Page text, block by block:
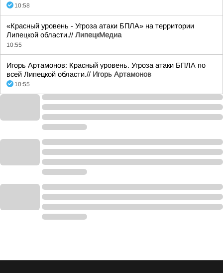
10:58
«Красный уровень - Угроза атаки БПЛА» на территории
Липецкой области.// ЛипецкМедиа
10:55
Игорь Артамонов: Красный уровень. Угроза атаки БПЛА по
всей Липецкой области.// Игорь Артамонов
10:55